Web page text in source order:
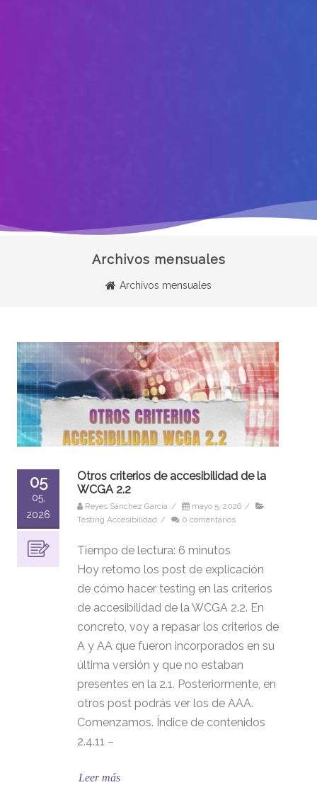
Archivos mensuales
Archivos mensuales
05
05,
2026
Otros criterios de accesibilidad de la
WCGA 2.2
Reyes Sánchez García / mayo 5, 2026 /
Testing Accesibilidad / 0 comentarios
Tiempo de lectura: 6 minutos
Hoy retomo los post de explicación
de cómo hacer testing en las criterios
de accesibilidad de la WCGA 2.2. En
concreto, voy a repasar los criterios de
A y AA que fueron incorporados en su
última versión y que no estaban
presentes en la 2.1. Posteriormente, en
otros post podrás ver los de AAA.
Comenzamos. Índice de contenidos
2.4.11 –
Leer más